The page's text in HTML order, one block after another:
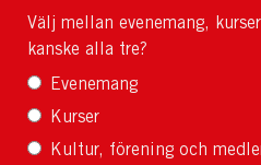
Välj mellan evenemang,
kanske alla tre?
Evenemang
Kurser
Kultur, förening och